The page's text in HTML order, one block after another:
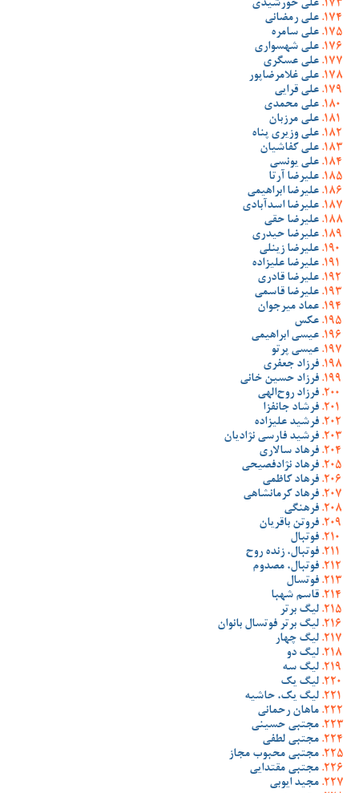
علی خورشیدی
علی رمضانی
علی سامره
علی شهسواری
علی عسگری
علی غلامرضاپور
علی قرایی
علی محمدی
علی مرزبان
علی وزیری پناه
علی کفاشیان
علی یونسی
علیرضا آرتا
علیرضا ابراهیمی
علیرضا اسدآبادی
علیرضا حقی
علیرضا حیدری
علیرضا زینلی
علیرضا علیزاده
علیرضا قادری
علیرضا قاسمی
عماد میرجوان
عکس
عیسی ابراهیمی
عیسی پرتو
فرزاد جعفری
فرزاد حسین خانی
فرزاد روح‌الهی
فرشاد جانفزا
فرشید علیزاده
فرشید فارسی نژادیان
فرهاد سالاری
فرهاد نژادفصیحی
فرهاد کاظمی
فرهاد کرمانشاهی
فرهنگی
فروتن باقریان
فوتبال
فوتبال، زنده روح
فوتبال، مصدوم
فوتسال
قاسم شهبا
لیگ برتر
لیگ برتر فوتسال بانوان
لیگ چهار
لیگ دو
لیگ سه
لیگ یک
لیگ یک، حاشیه
ماهان رحمانی
مجتبی حسینی
مجتبی لطفی
مجتبی محبوب مجاز
مجتبی مقتدایی
مجید ایوبی